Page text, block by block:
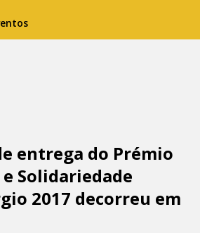
entrega do Prémio
Solidariedade
2017 decorreu em